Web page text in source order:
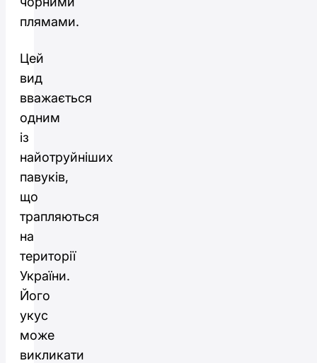
плямами.
Цей
вид
вважається
одним
із
найотруйніших
павуків,
що
трапляються
на
території
України.
Його
укус
може
викликати